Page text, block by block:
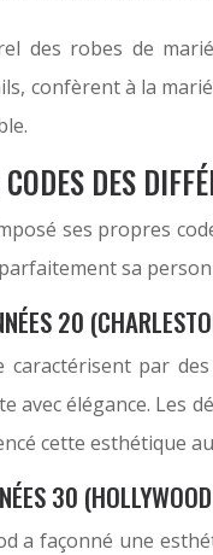
des robes de
confèrent à la
DES
ses propres
sa
20
caractérisent par
avec élégance. Les
cette esthétique
30
a façonné une